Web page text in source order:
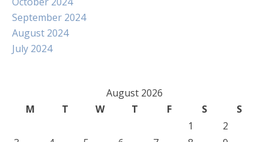
September 2024
August 2024
July 2024
August 2026
M
T W T F S
S
1
2